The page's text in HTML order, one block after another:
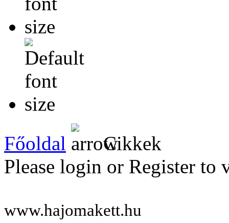
Főoldal
Cikkek
Please login or Register to
www.hajomakett.hu